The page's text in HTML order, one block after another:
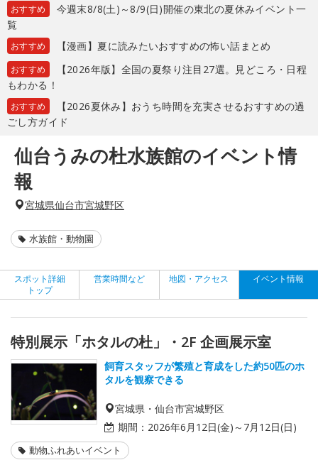
おすすめ
今週末8/8(土)～8/9(日)開催の東北の夏休みイベント一
覧
おすすめ 【漫画】夏に読みたいおすすめの怖い話まとめ
おすすめ
【2026年版】全国の夏祭り注目27選。見どころ・日程
もわかる！
おすすめ
【2026夏休み】おうち時間を充実させるおすすめの過
ごし方ガイド
仙台うみの杜水族館のイベント情
報
宮城県仙台市宮城野区
水族館・動物園
スポット詳細
トップ
営業時間など 地図・アクセス イベント情報
特別展示「ホタルの杜」・2F 企画展示室
飼育スタッフが繁殖と育成をした約50匹のホ
タルを観察できる
宮城県・仙台市宮城野区
期間： 2026年6月12日(金)～7月12日(日)
動物ふれあいイベント